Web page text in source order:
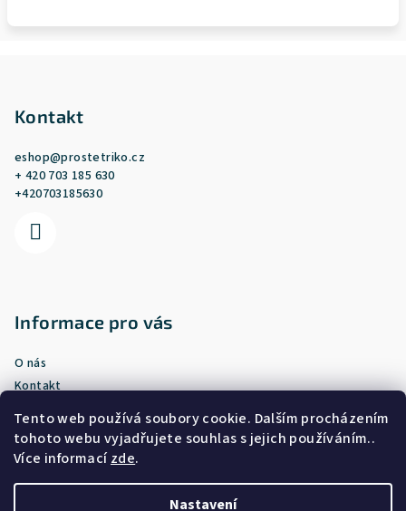
Tento web používá soubory cookie. Dalším procházením
tohoto webu vyjadřujete souhlas s jejich používáním..
Více informacízde.
Nastavení
Kontakt
eshop@prostetriko.cz
+ 420 703 185 630
+420703185630
Informace pro vás
O nás
Kontakt
Vrácení nebo výměna zboží
Obchodní podmínky